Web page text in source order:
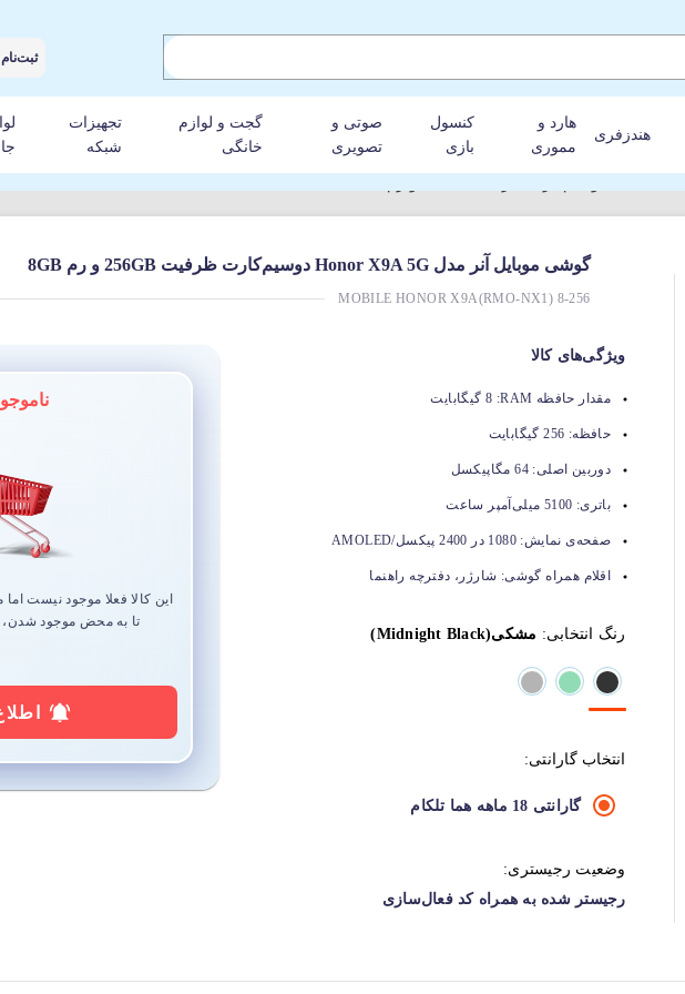
هندزفری
هارد و
مموری
کنسول
بازی
صوتی و
تصویری
گجت و لوازم
خانگی
تجهیزات
شبکه
گوشی موبایل آنر مدل Honor X9A 5G دوسیم‌کارت ظرفیت 256GB و رم 8GB
MOBILE HONOR X9A(RMO-NX1) 8-256
ویژگی‌های کالا
مقدار حافظه RAM: 8 گیگابایت
حافظه: 256 گیگابایت
دوربین اصلی: 64 مگاپیکسل
باتری: 5100 میلی‌آمپر ساعت
صفحه‌ی نمایش: 1080 در 2400 پیکسل/AMOLED
اقلام همراه گوشی: شارژر، دفترچه راهنما
رنگ انتخابی: مشکی(Midnight Black)
انتخاب گارانتی:
گارانتی 18 ماهه هما تلکام
وضعیت رجیستری:
رجیستر شده به همراه کد فعال‌سازی
این کالا فعلا موجود نیست اما
تا به محض موجود شدن،